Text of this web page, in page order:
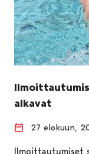
alkavat
27 elokuun,
Ilmoittautumiset